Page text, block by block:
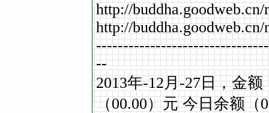
http://
http://
--
2013年-12月-27日，金额
（00.00）元 今日余额（